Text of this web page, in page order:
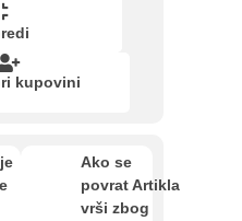
kupovini
Ako se
povrat Artikla
vrši zbog
Informacije o dostavi